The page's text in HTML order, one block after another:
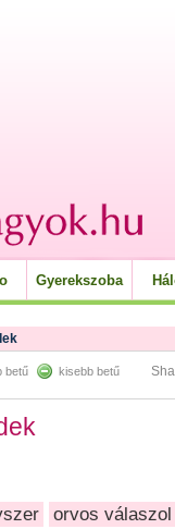
Gyerekszoba
betű kisebb betű
orvos válaszol